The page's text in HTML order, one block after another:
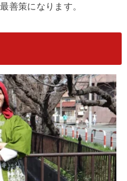
善策になります。